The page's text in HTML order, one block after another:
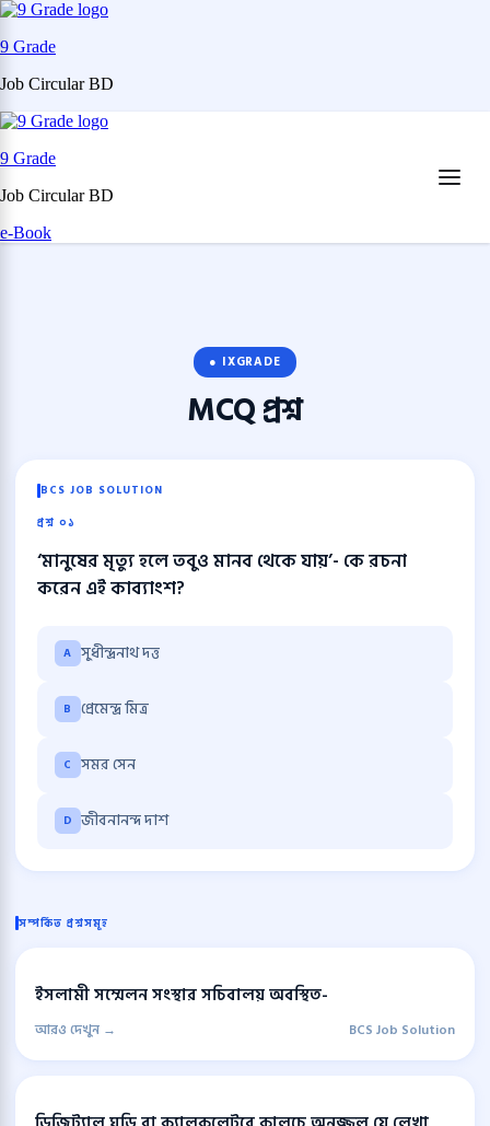
9 Grade
Job Circular BD
Skip
content
Enter)
9 Grade
Job Circular BD
e-Book
● IXGRADE
MCQপ্রশ্ন
BCS JOB SOLUTION
প্রশ্ন ০১
‘মানুষের মৃত্যু হলে তবুও মানব থেকে যায়’- কে রচনা
করেন এই কাব্যাংশ?
A সুধীন্দ্রনাথ দত্ত
B প্রেমেন্দ্র মিত্র
C সমর সেন
D জীবনানন্দ দাশ
সম্পর্কিত প্রশ্নসমূহ
ইসলামী সম্মেলন সংস্থার সচিবালয় অবস্থিত-
আরও দেখুন → BCS Job Solution